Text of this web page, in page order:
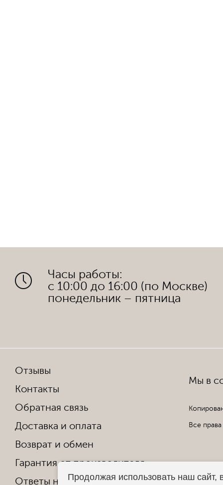
Часы работы:
с 10:00 до 16:00 (по Москве)
понедельник – пятница
Отзывы
Контакты
Обратная связь
Доставка и оплата
Возврат и обмен
Гарантия от производителя
Ответы на частые вопросы
Мы в
Все
Продолжая использовать наш сайт,